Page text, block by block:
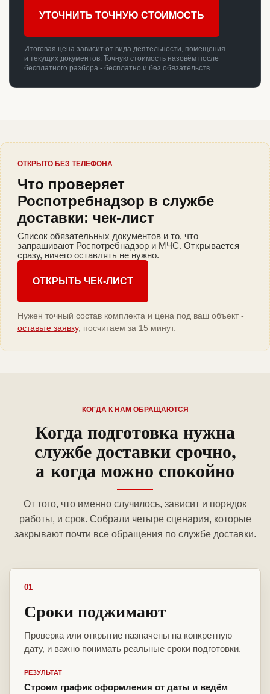
УТОЧНИТЬ ТОЧНУЮ СТОИМОСТЬ
Итоговая цена зависит от вида деятельности, помещения
и текущих документов. Точную стоимость назовём после
бесплатного разбора - бесплатно и без обязательств.
ОТКРЫТО БЕЗ ТЕЛЕФОНА
Что проверяет
Роспотребнадзор в службе
доставки: чек-лист
Список обязательных документов и то, что
запрашивают Роспотребнадзор и МЧС. Открывается
сразу, ничего оставлять не нужно.
ОТКРЫТЬ ЧЕК-ЛИСТ
Нужен точный состав комплекта и цена под ваш объект -
оставьте заявку, посчитаем за 15 минут.
КОГДА К НАМ ОБРАЩАЮТСЯ
Когда подготовка нужна
службе доставки срочно,
а когда можно спокойно
От того, что именно случилось, зависит и порядок
работы, и срок. Собрали четыре сценария, которые
закрывают почти все обращения по службе доставки.
01
Сроки поджимают
Проверка или открытие назначены на конкретную
дату, и важно понимать реальные сроки подготовки.
РЕЗУЛЬТАТ
Строим график оформления от даты и ведём